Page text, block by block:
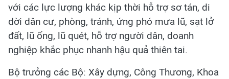
với các lực lượng khác kịp thời hỗ trợ sơ tán, di
dời dân cư, phòng, tránh, ứng phó mưa lũ, sạt lở
đất, lũ ống, lũ quét, hỗ trợ người dân, doanh
nghiệp khắc phục nhanh hậu quả thiên tai.
Bộ trưởng các Bộ: Xây dựng, Công Thương, Khoa